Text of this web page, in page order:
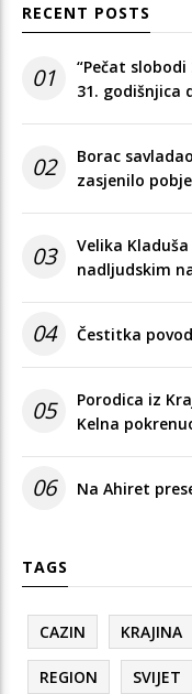
RECENT POSTS
01
“Pečat slobodi
31. godišnjica
02
Borac
zasjenilo
03
Velika
nadljudskim
04 Čestitka
05
Porodica iz
Kelna
06 Na Ahiret
TAGS
CAZIN KRAJINA
REGION SVIJET